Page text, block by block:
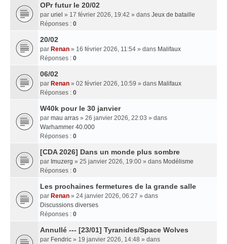
OPr futur le 20/02
par uriel » 17 février 2026, 19:42 » dans Jeux de bataille
Réponses : 0
20/02
par Renan » 16 février 2026, 11:54 » dans Malifaux
Réponses : 0
06/02
par Renan » 02 février 2026, 10:59 » dans Malifaux
Réponses : 0
W40k pour le 30 janvier
par mau arras » 26 janvier 2026, 22:03 » dans
Warhammer 40.000
Réponses : 0
[CDA 2026] Dans un monde plus sombre
par Imuzerg » 25 janvier 2026, 19:00 » dans Modélisme
Réponses : 0
Les prochaines fermetures de la grande salle
par Renan » 24 janvier 2026, 06:27 » dans
Discussions diverses
Réponses : 0
Annullé --- [23/01] Tyranides/Space Wolves
par Fendric » 19 janvier 2026, 14:48 » dans